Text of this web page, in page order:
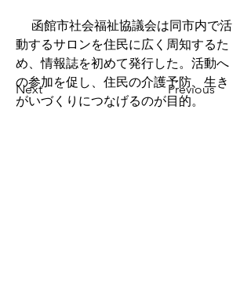
Next Previous
函館市社会福祉協議会は同市内で活
動するサロンを住民に広く周知するた
め、情報誌を初めて発行した。活動へ
の参加を促し、住民の介護予防、生き
がいづくりにつなげるのが目的。